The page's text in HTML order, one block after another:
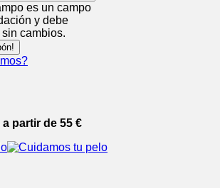
es un campo
y debe
cambios.
partir de 55 €